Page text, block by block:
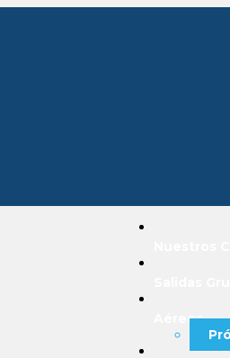
Aéreos